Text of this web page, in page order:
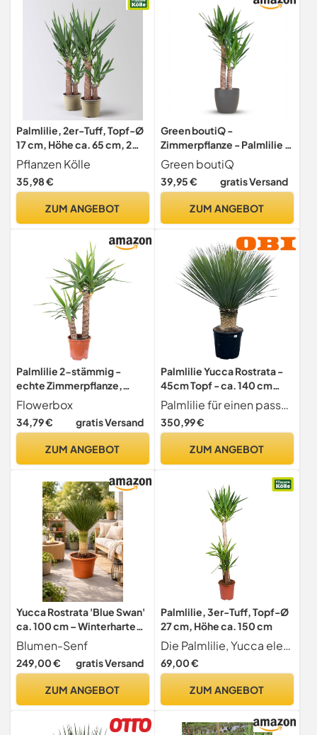
Palmlilie, 2er-Tuff, Topf-Ø
17 cm, Höhe ca. 65 cm, 2
Pflanzen
Pflanzen Kölle
35,98 €
ZUM ANGEBOT
Green boutiQ -
Zimmerpflanze - Palmlilie -
Yucca Elephantipes - Grün -
Pflegeleicht - 1 Pflanze -
mit Potter Grau - Topf 21cm
Green boutiQ
39,95 € gratis Versand
ZUM ANGEBOT
Palmlilie 2-stämmig -
echte Zimmerpflanze,
Yucca Elephantipes Palme
45/20 - Höhe ca. 80 cm,
Topf-Ø 17 cm
Flowerbox
34,79 € gratis Versand
ZUM ANGEBOT
Palmlilie Yucca Rostrata -
45cm Topf - ca. 140 cm
hoch
Palmlilie für einen passenden Standort mit dekorativer Wirkung.
350,99 €
ZUM ANGEBOT
Yucca Rostrata 'Blue Swan'
ca. 100 cm – Winterharte
Palmlilie mit 30 cm Stamm
im 30 cm Topf – Exotische
Wüstenpflanze für Garten,
Blumen-Senf
249,00 € gratis Versand
ZUM ANGEBOT
Palmlilie, 3er-Tuff, Topf-Ø
27 cm, Höhe ca. 150 cm
Die Palmlilie, Yucca elephantipes, im Pflanztopf mit 27 cm , ist eine pflegeleichte Grünpflanze für sonnige, helle Lagen in Zimmer und Wintergarten. Die Höhe umfasst die Pflanze inkl. Pflanztopf. Lie
69,00 €
ZUM ANGEBOT